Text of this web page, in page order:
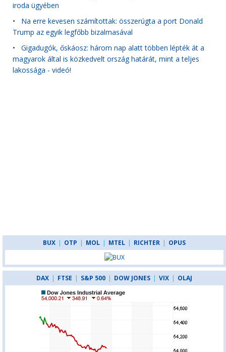
iroda ügyében
• Na erre kevesen számítottak: összerúgta a port Donald
Trump az egyik legfőbb bizalmasával
• Gigadugók, őskáosz: három nap alatt többen lépték át a
magyarok által is közkedvelt ország határát, mint a teljes
lakossága - videó!
BUX | OTP | MOL | MTEL | RICHTER | OPUS
DAX | FTSE | S&P 500 | DOW JONES | VIX | OLAJ